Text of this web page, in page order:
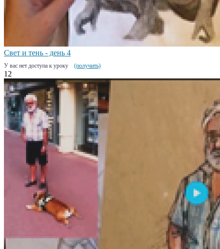
Свет и тень - день 4
У вас нет доступа к уроку (получить)
12